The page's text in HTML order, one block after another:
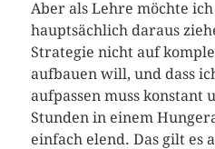
Aber als Lehre möchte
hauptsächlich daraus
Strategie nicht auf
aufbauen will, und dass
aufpassen muss konstant
Stunden in einem
einfach elend. Das gilt es